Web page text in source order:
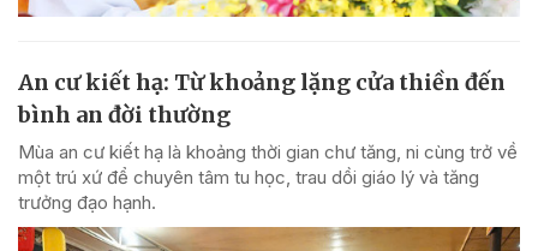
An cư kiết hạ: Từ khoảng lặng cửa thiền đến
bình an đời thường
Mùa an cư kiết hạ là khoảng thời gian chư tăng, ni cùng trở về
một trú xứ để chuyên tâm tu học, trau dồi giáo lý và tăng
trưởng đạo hạnh.